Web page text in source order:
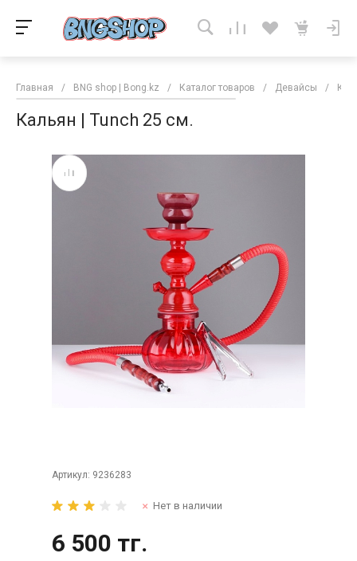
Главная / BNG shop | Bong.kz / Каталог товаров / Девайсы /
Кальян | Tunch 25 см.
Артикул: 9236283
Нет в наличии
6 500 тг.